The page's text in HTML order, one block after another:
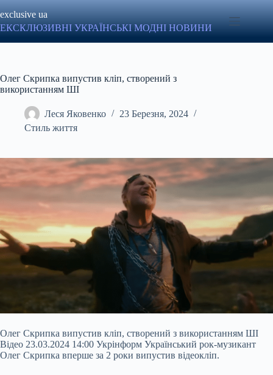
до
вмісту
exclusive ua
ЕКСКЛЮЗИВНІ УКРАЇНСЬКІ МОДНІ НОВИНИ
Олег Скрипка випустив кліп, створений з
використанням ШІ
Леся Яковенко
23 Березня, 2024
Стиль життя
Олег Скрипка випустив кліп, створений з використанням ШІ
Відео 23.03.2024 14:00 Укрінформ Український рок-музикант
Олег Скрипка вперше за 2 роки випустив відеокліп.